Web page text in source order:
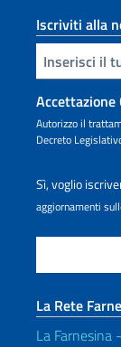
Iscriviti alla
Inserisci la tua email
Accettazione
Autorizzo il
Decreto
Sì, voglio
aggiornamenti
La Rete
La Farnesina